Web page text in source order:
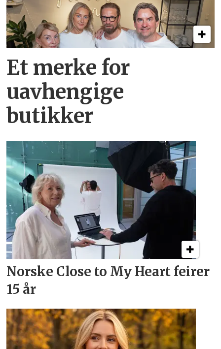
Et merke for
uavhengige
butikker
Norske Close to My Heart feirer
15 år